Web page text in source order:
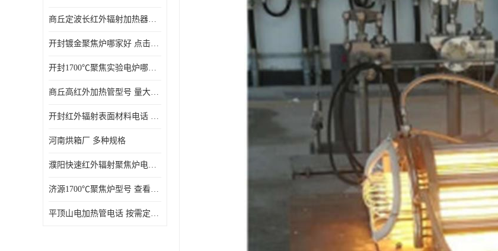
商丘定波长红外辐射加热器厂家 安装简单
开封镀金聚焦炉哪家好 点击了解 标志明显
开封1700℃聚焦实验电炉哪家好 维护 实用性强
商丘高红外加热管型号 量大价优
开封红外辐射表面材料电话 操作方便 操作灵活
河南烘箱厂 多种规格
濮阳快速红外辐射聚焦炉电话 性能稳定
济源1700℃聚焦炉型号 查看详情
平顶山电加热管电话 按需定制 大量现货